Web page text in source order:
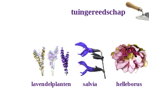
tuingereedschap
lavendelplanten salvia helleborus